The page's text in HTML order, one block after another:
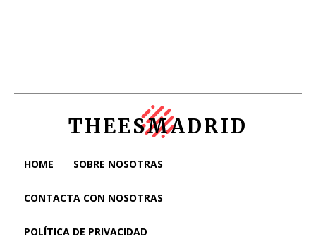
THEESMADRID
HOME SOBRE NOSOTRAS
CONTACTA CON NOSOTRAS
POLÍTICA DE PRIVACIDAD